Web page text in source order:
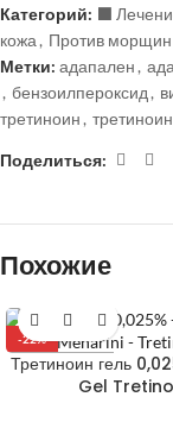
Категорий: ⬛️
кожа , Против морщин
Метки: адапален ,
, бензоилпероксид ,
третиноин ,
Поделиться:
Похожие
-22%
РАСПРОДАНО
Третиноин гель
Gel